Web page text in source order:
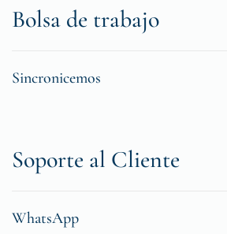
Bolsa de trabajo
Sincronicemos
Soporte al Cliente
WhatsApp